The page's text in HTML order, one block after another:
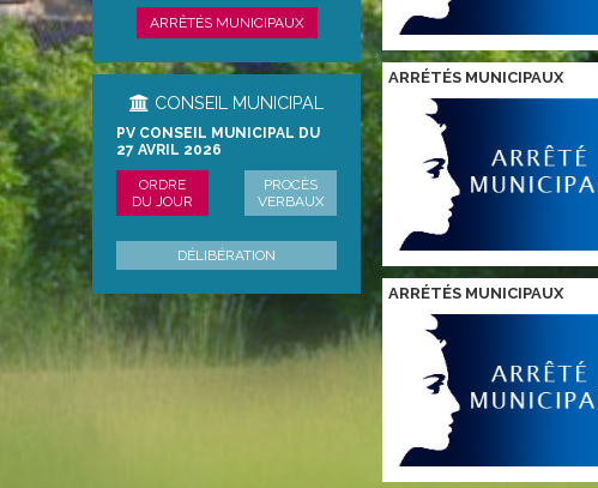
TEMPO ...
ARRÊTÉS MUNICIPAUX
CONSEIL MUNICIPAL
PV CONSEIL MUNICIPAL DU
27 AVRIL 2026
ORDRE
DU JOUR
PROCÈS
VERBAUX
DÉLIBÉRATION
ARRÉTÉS MUNICIPAUX
ARRÉTÉS MUNICIPAUX